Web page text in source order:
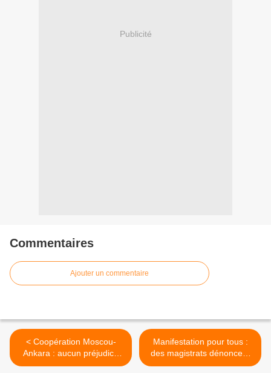
Publicité
Commentaires
Ajouter un commentaire
< Coopération Moscou-
Ankara : aucun préjudice
pour les relations chypro-
Manifestation pour tous :
des magistrats dénoncent
la légalité de l'arrestation de